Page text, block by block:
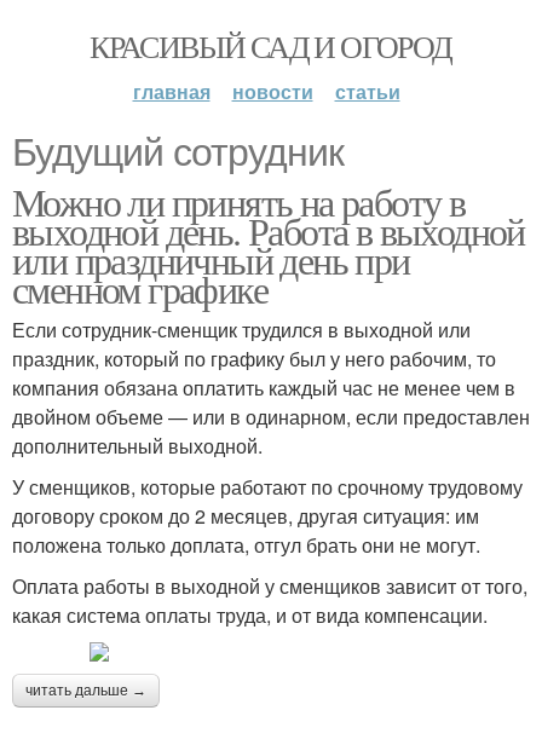
КРАСИВЫЙ САД И ОГОРОД
главная новости статьи
Будущий сотрудник
Можно ли принять на работу в
выходной день. Работа в выходной
или праздничный день при
сменном графике
Если сотрудник-сменщик трудился в выходной или
праздник, который по графику был у него рабочим, то
компания обязана оплатить каждый час не менее чем в
двойном объеме — или в одинарном, если предоставлен
дополнительный выходной.
У сменщиков, которые работают по срочному трудовому
договору сроком до 2 месяцев, другая ситуация: им
положена только доплата, отгул брать они не могут.
Оплата работы в выходной у сменщиков зависит от того,
какая система оплаты труда, и от вида компенсации.
читать дальше →